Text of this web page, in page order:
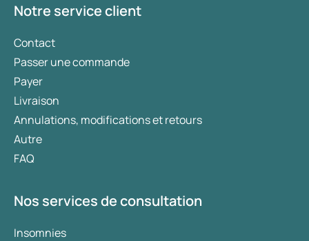
Notre service client
Contact
Passer une commande
Payer
Livraison
Annulations, modifications et retours
Autre
FAQ
Nos services de consultation
Insomnies